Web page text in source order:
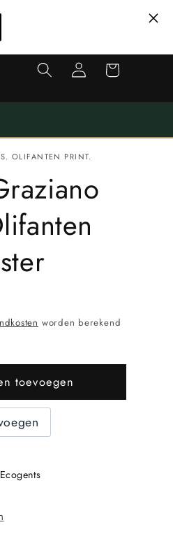
a
InloggenWinkelwagen
OLIFANTEN PRINT.
worden berekend
toevoegen
Ecogents